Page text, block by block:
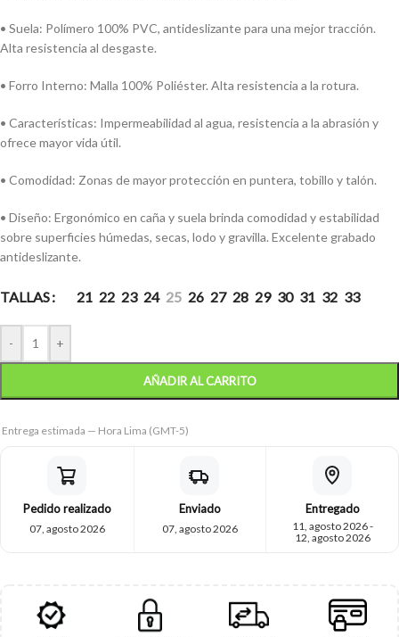
• Suela: Polímero 100% PVC, antideslizante para una mejor tracción.
Alta resistencia al desgaste.
• Forro Interno: Malla 100% Poliéster. Alta resistencia a la rotura.
• Características: Impermeabilidad al agua, resistencia a la abrasión y
ofrece mayor vida útil.
• Comodidad: Zonas de mayor protección en puntera, tobillo y talón.
• Diseño: Ergonómico en caña y suela brinda comodidad y estabilidad
sobre super­ficies húmedas, secas, lodo y gravilla. Excelente grabado
antideslizante.
TALLAS 21 22 23 24 25 26 27 28 29 30 31 32 33
- +
AÑADIR AL CARRITO
Entrega estimada — Hora Lima (GMT-5)
Pedido realizado
07, agosto 2026
Enviado
07, agosto 2026
Entregado
11, agosto 2026 -
12, agosto 2026